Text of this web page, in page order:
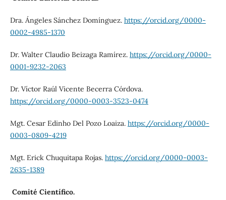
Dra. Ángeles Sánchez Domínguez. https://orcid.org/0000-
0002-4985-1370
Dr. Walter Claudio Beizaga Ramírez. https://orcid.org/0000-
0001-9232-2063
Dr. Víctor Raúl Vicente Becerra Córdova.
https://orcid.org/0000-0003-3523-0474
Mgt. Cesar Edinho Del Pozo Loaiza. https://orcid.org/0000-
0003-0809-4219
Mgt. Erick Chuquitapa Rojas. https://orcid.org/0000-0003-
2635-1389
Comité Científico.